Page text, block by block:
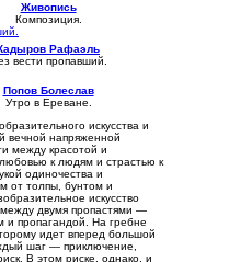
Живопись
Композиция.
Кадыров Рафаэль
вести пропавший.
Попов Болеслав
Утро в Ереване.
искусства и
вечной напряженной
между красотой и
к людям и страстью к
одиночества и
от толпы, бунтом и
искусство
двумя пропастями —
и пропагандой. На гребне
идет вперед большой
шаг — приключение,
В этом риске, однако, и